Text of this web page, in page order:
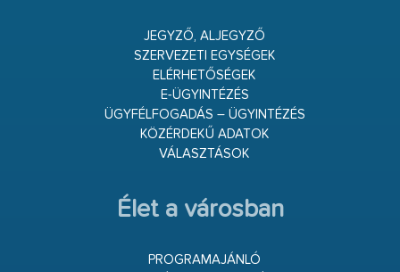
JEGYZŐ, ALJEGYZŐ
SZERVEZETI EGYSÉGEK
ELÉRHETŐSÉGEK
E-ÜGYINTÉZÉS
ÜGYFÉLFOGADÁS – ÜGYINTÉZÉS
KÖZÉRDEKŰ ADATOK
VÁLASZTÁSOK
Élet a városban
PROGRAMAJÁNLÓ